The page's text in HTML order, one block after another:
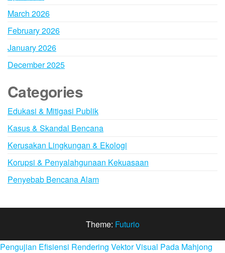
March 2026
February 2026
January 2026
December 2025
Categories
Edukasi & Mitigasi Publik
Kasus & Skandal Bencana
Kerusakan Lingkungan & Ekologi
Korupsi & Penyalahgunaan Kekuasaan
Penyebab Bencana Alam
Theme: Futurio
Pengujian Efisiensi Rendering Vektor Visual Pada Mahjong